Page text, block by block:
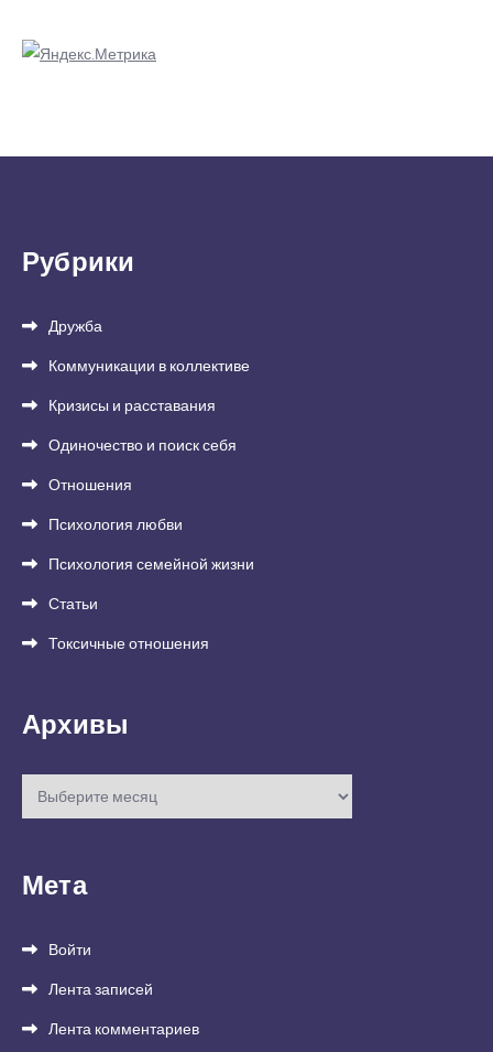
Рубрики
Дружба
Коммуникации в коллективе
Кризисы и расставания
Одиночество и поиск себя
Отношения
Психология любви
Психология семейной жизни
Статьи
Токсичные отношения
Архивы
Архивы
Мета
Войти
Лента записей
Лента комментариев